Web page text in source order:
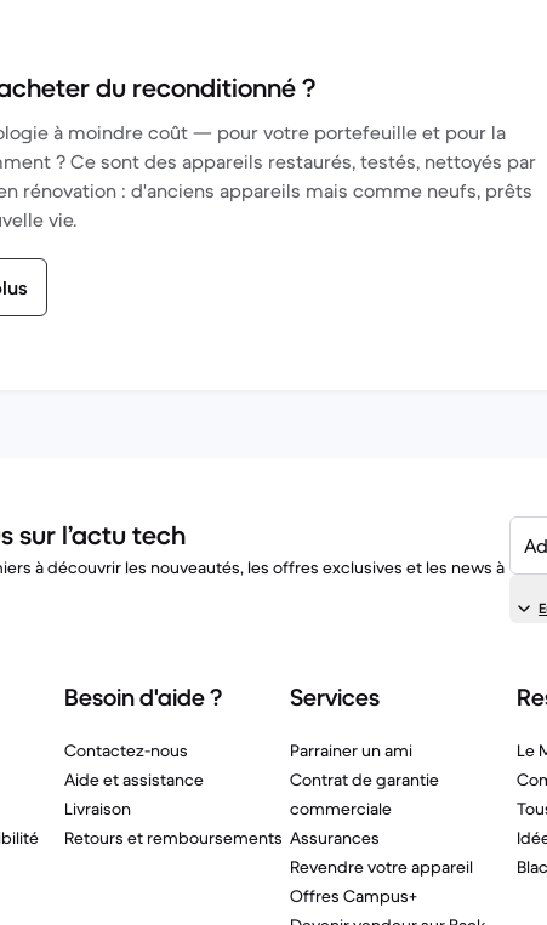
du reconditionné ?
à moindre coût — pour votre portefeuille et pour la
? Ce sont des appareils restaurés, testés, nettoyés par
rénovation : d'anciens appareils mais comme neufs, prêts
vie.
sur l’actu tech
à découvrir les nouveautés, les offres exclusives et les news à
Besoin d'aide ?
Contactez-nous
Aide et assistance
Livraison
Retours et remboursements
Services
Parrainer un ami
Contrat de garantie
commerciale
Assurances
Revendre votre appareil
Offres Campus+
Le